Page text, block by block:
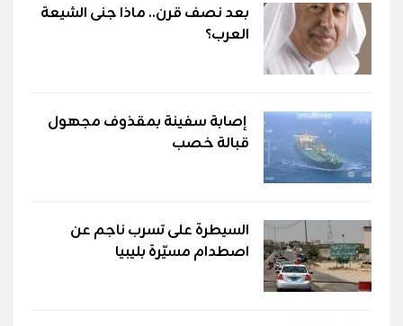
بعد نصف قرن.. ماذا جنى الشيعة
العرب؟
إصابة سفينة بمقذوف مجهول
قبالة خصب
السيطرة على تسرب ناجم عن
اصطدام مسيّرة بليبيا